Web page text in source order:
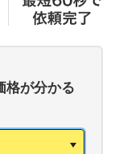
格が分かる